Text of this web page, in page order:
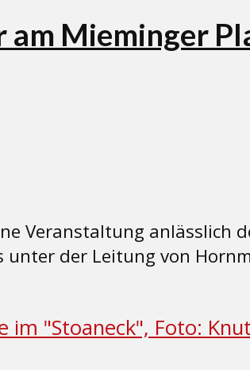
am Mieminger
Veranstaltung anlässlich
unter der Leitung von